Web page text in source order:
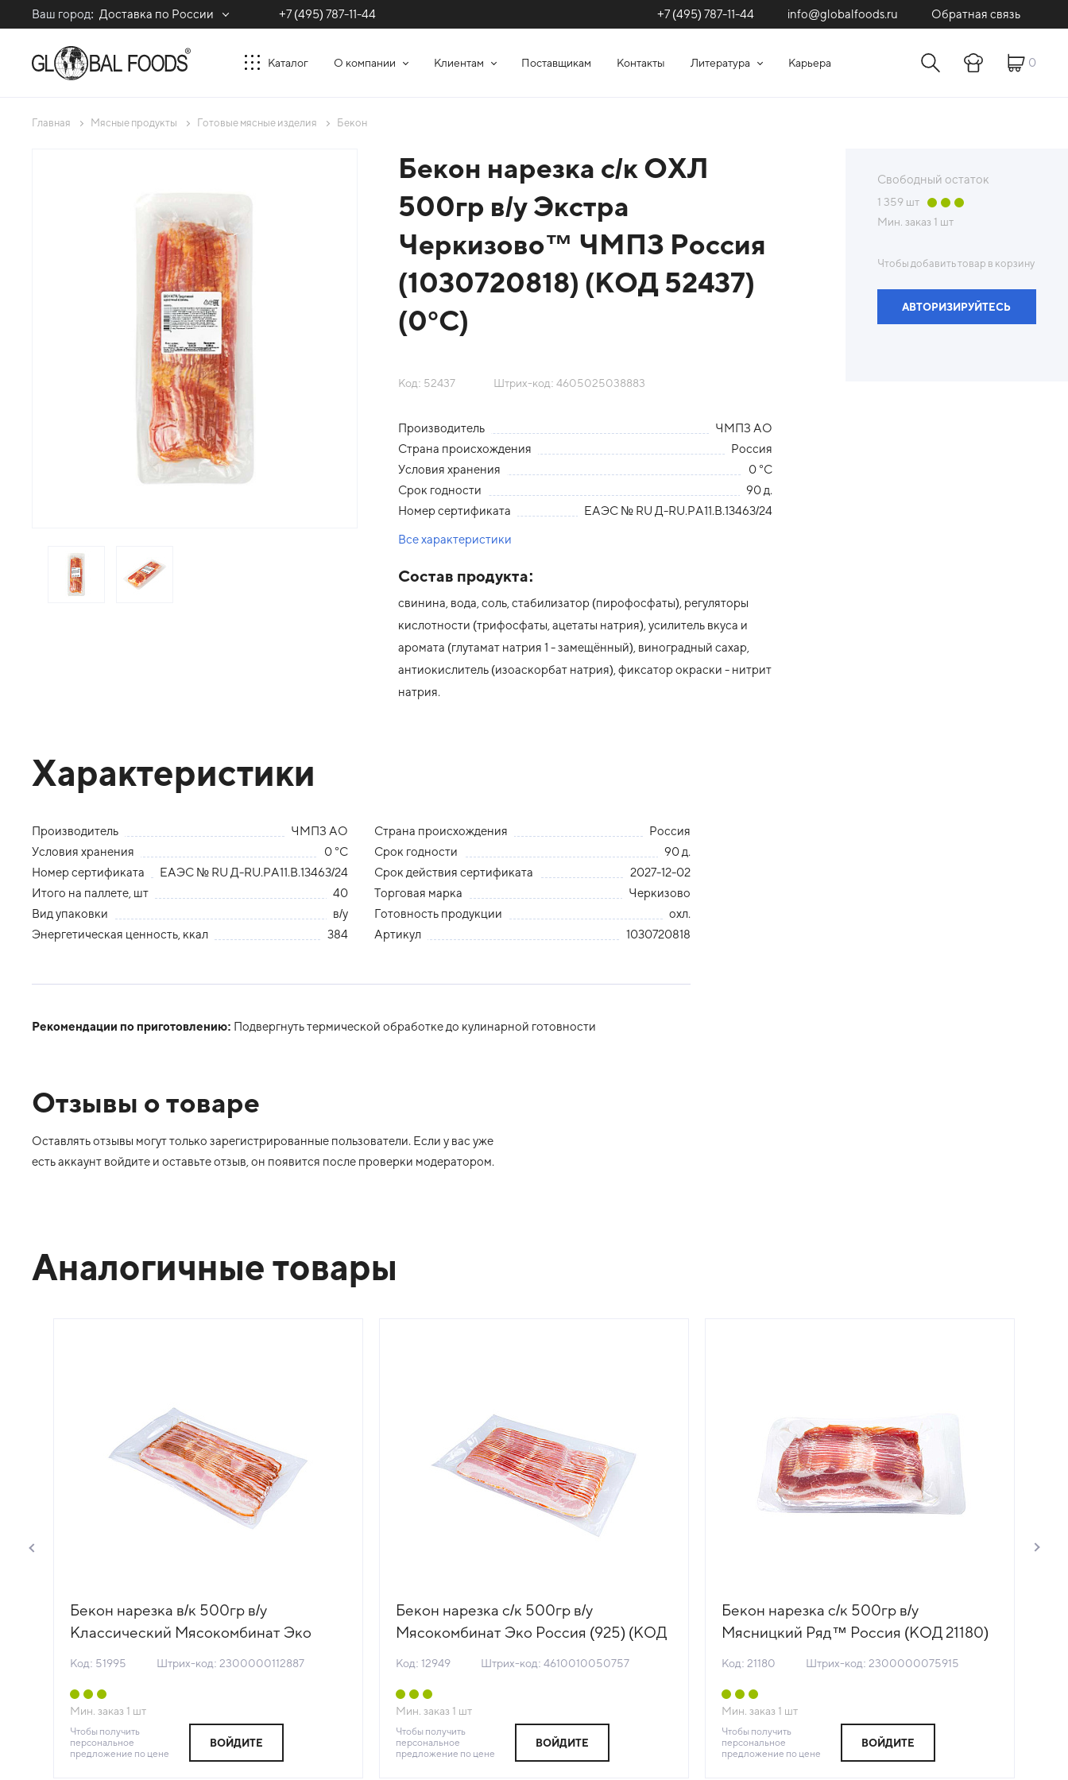
Ваш город: Доставка по России +7 (495) 787-11-44 +7 (495) 787-11-44 info@globalfoods.ru Обратная связь
Каталог О компании Клиентам Поставщикам Контакты Литература Карьера 0
Главная Мясные продукты Готовые мясные изделия Бекон
Бекон нарезка с/к ОХЛ
500гр в/у Экстра
Черкизово™ ЧМПЗ Россия
(1030720818) (КОД 52437)
(0°С)
Код: 52437 Штрих-код: 4605025038883
Производитель
ЧМПЗ АО
Страна происхождения
Россия
Условия хранения
0 °С
Срок годности
90 д.
Номер сертификата
ЕАЭС № RU Д-RU.РА11.В.13463/24
Все характеристики
Состав продукта:
свинина, вода, соль, стабилизатор (пирофосфаты), регуляторы
кислотности (трифосфаты, ацетаты натрия), усилитель вкуса и
аромата (глутамат натрия 1 - замещённый), виноградный сахар,
антиокислитель (изоаскорбат натрия), фиксатор окраски - нитрит
натрия.
Характеристики
Производитель ЧМПЗ АО Страна происхождения
Россия
Условия хранения
0 °С Срок годности
90 д.
Номер сертификата
ЕАЭС № RU Д-RU.РА11.В.13463/24 Срок действия сертификата
2027-12-02
Итого на паллете, шт
40 Торговая марка
Черкизово
Вид упаковки
в/у Готовность продукции
охл.
Энергетическая ценность, ккал
384 Артикул 1030720818
Рекомендации по приготовлению: Подвергнуть термической обработке до кулинарной готовности
Отзывы о товаре
Оставлять отзывы могут только зарегистрированные пользователи. Если у вас уже
есть аккаунт войдите и оставьте отзыв, он появится после проверки модератором.
Свободный остаток
1 359шт
Мин. заказ 1 шт
Чтобы добавить товар в корзину
АВТОРИЗИРУЙТЕСЬ
Аналогичные товары
Бекон нарезка в/к 500гр в/у
Классический Мясокомбинат Эко
Код: 51995 Штрих-код: 2300000112887
Мин. заказ 1 шт
Чтобы получить
персональное
предложение по цене
ВОЙДИТЕ
Бекон нарезка с/к 500гр в/у
Мясокомбинат Эко Россия (925) (КОД
Код: 12949 Штрих-код: 4610010050757
Мин. заказ 1 шт
Чтобы получить
персональное
предложение по цене
ВОЙДИТЕ
Бекон нарезка с/к 500гр в/у
Мясницкий Ряд™ Россия (КОД 21180)
Код: 21180 Штрих-код: 2300000075915
Мин. заказ 1 шт
Чтобы получить
персональное
предложение по цене
ВОЙДИТЕ